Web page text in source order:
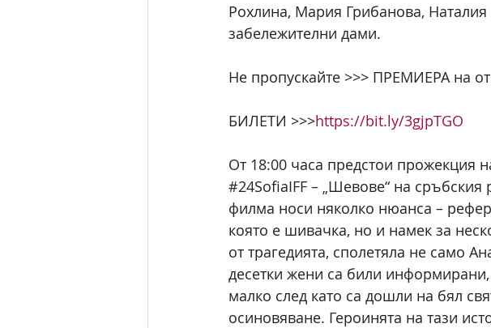
Рохлина, Мария Грибанова,
забележителни дами.
Не пропускайте >>> ПРЕМИЕРА на
БИЛЕТИ >>>https://bit.ly/3gjpTGO
От 18:00 часа предстои прожекция
#24SofiaIFF – „Шевове“ на сръбския
филма носи няколко нюанса –
която е шивачка, но и намек за
от трагедията, сполетяла не само
десетки жени са били
малко след като са дошли на бял
осиновяване. Героинята на тази